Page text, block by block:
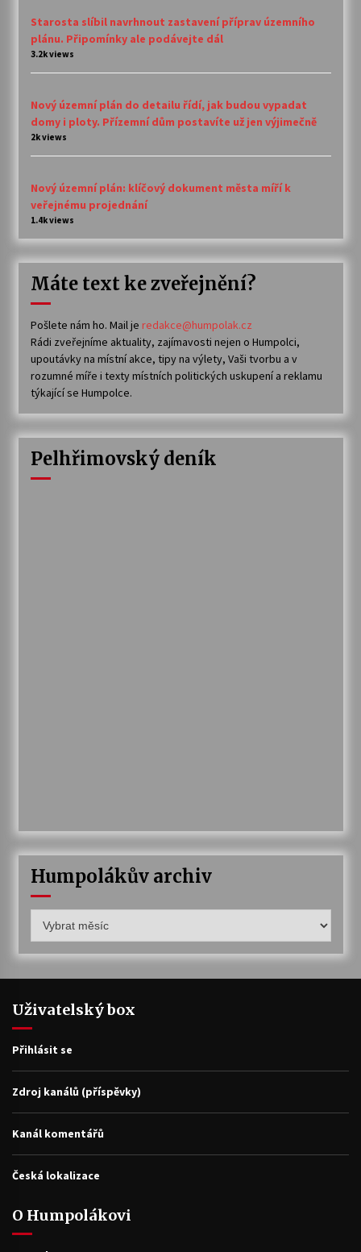
Starosta slíbil navrhnout zastavení příprav územního
plánu. Připomínky ale podávejte dál
3.2k views
Nový územní plán do detailu řídí, jak budou vypadat
domy i ploty. Přízemní dům postavíte už jen výjimečně
2k views
Nový územní plán: klíčový dokument města míří k
veřejnému projednání
1.4k views
Máte text ke zveřejnění?
Pošlete nám ho. Mail je redakce@humpolak.cz
Rádi zveřejníme aktuality, zajímavosti nejen o Humpolci,
upoutávky na místní akce, tipy na výlety, Vaši tvorbu a v
rozumné míře i texty místních politických uskupení a reklamu
týkající se Humpolce.
Pelhřimovský deník
Humpolákův archiv
archiv
Uživatelský box
Přihlásit se
Zdroj kanálů (příspěvky)
Kanál komentářů
Česká lokalizace
O Humpolákovi